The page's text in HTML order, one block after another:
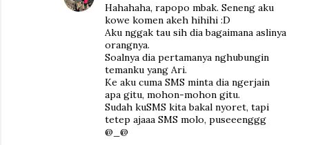
Hahahaha, rapopo mbak. Seneng aku
kowe komen akeh hihihi :D
Aku nggak tau sih dia bagaimana aslinya
orangnya.
Soalnya dia pertamanya nghubungin
temanku yang Ari.
Ke aku cuma SMS minta dia ngerjain
apa gitu, mohon-mohon gitu.
Sudah kuSMS kita bakal nyoret, tapi
tetep ajaaa SMS molo, puseeenggg
@_@